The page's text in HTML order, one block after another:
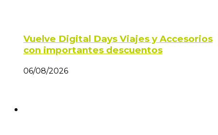
Vuelve Digital Days Viajes y Accesorios
con importantes descuentos
06/08/2026